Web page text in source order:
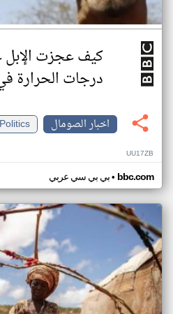
كيف عجزت الإبل
درجات الحرارة
اخبار الصومال
Politics
UU17ZB
بي بي سي عربي• bbc.com